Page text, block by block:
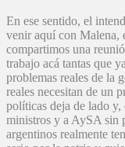
En ese sentido, el
venir aquí con Malena,
compartimos una
trabajo acá tantas que
problemas reales de la
reales necesitan de un
políticas deja de lado y,
ministros y a AySA sin
argentinos realmente